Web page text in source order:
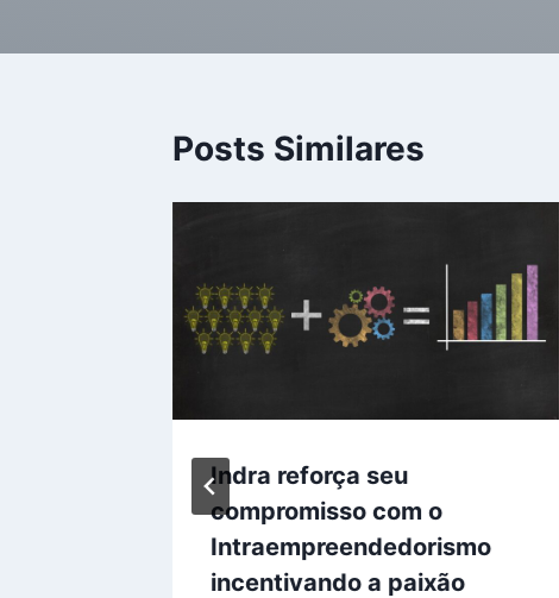
Posts Similares
Indra reforça seu
compromisso com o
Intraempreendedorismo
incentivando a paixão